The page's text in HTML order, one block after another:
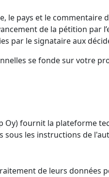
le pays et le commentaire
de la pétition par
par le signataire aux
se fonde sur votre
Oy) fournit la plateforme
les instructions de
de leurs données